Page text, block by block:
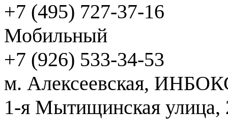
+7 (495) 727-37-16
Мобильный
+7 (926) 533-34-53
м. Алексеевская,
1-я Мытищинская улица,